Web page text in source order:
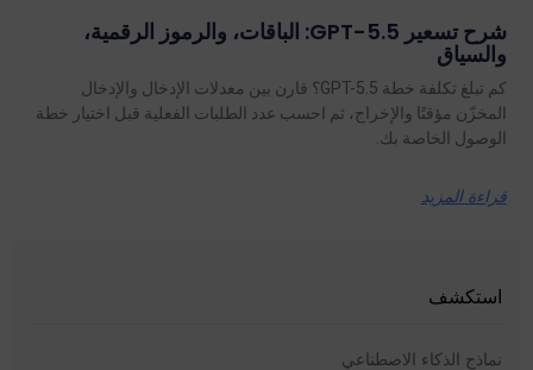
شرح تسعير GPT-5.5: الباقات، والرموز الرقمية،
والسياق
كم تبلغ تكلفة خطة GPT-5.5؟ قارن بين معدلات الإدخال والإدخال
المخزّن مؤقتًا والإخراج، ثم احسب عدد الطلبات الفعلية قبل اختيار خطة
الوصول الخاصة بك.
قراءة المزيد
استكشف
نماذج الذكاء الاصطناعي